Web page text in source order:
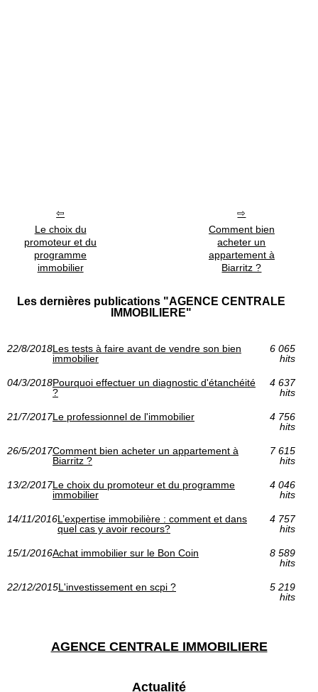
Le choix du
promoteur et du
programme
immobilier
Comment bien
acheter un
appartement à
Biarritz ?
Les dernières publications "AGENCE CENTRALE
IMMOBILIERE"
22/8/2018Les tests à faire avant de vendre son bien
immobilier
6 065
hits
04/3/2018Pourquoi effectuer un diagnostic d'étanchéité
?
4 637
hits
21/7/2017Le professionnel de l'immobilier
4 756
hits
26/5/2017Comment bien acheter un appartement à
Biarritz ?
7 615
hits
13/2/2017Le choix du promoteur et du programme
immobilier
4 046
hits
14/11/2016L’expertise immobilière : comment et dans
quel cas y avoir recours?
4 757
hits
15/1/2016Achat immobilier sur le Bon Coin
8 589
hits
22/12/2015L'investissement en scpi ?
5 219
hits
AGENCE CENTRALE IMMOBILIERE
Actualité